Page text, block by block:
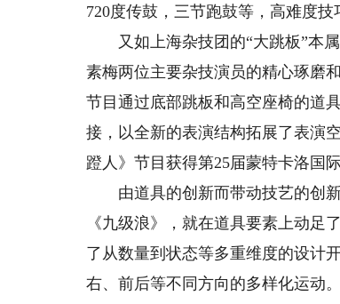
720度传鼓，三节跑鼓等，高难度
又如上海杂技团的“大跳板”本属
素梅两位主要杂技演员的精心琢磨
节目通过底部跳板和高空座椅的道
接，以全新的表演结构拓展了表演
蹬人》节目获得第25届蒙特卡洛国
由道具的创新而带动技艺的创新
《九级浪》，就在道具要素上动足
了从数量到状态等多重维度的设计
右、前后等不同方向的多样化运动